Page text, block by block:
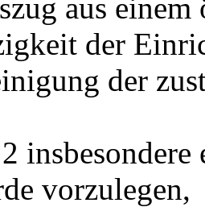
aus
der
der
vorzulegen,